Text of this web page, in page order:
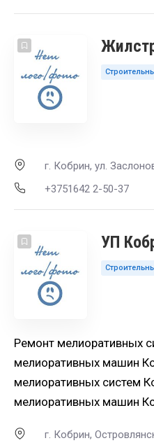
г. Кобрин, ул.
+3751642 2-50-37
УП
Ремонт мелиоративных
мелиоративных машин
мелиоративных систем
мелиоративных машин
г. Кобрин,